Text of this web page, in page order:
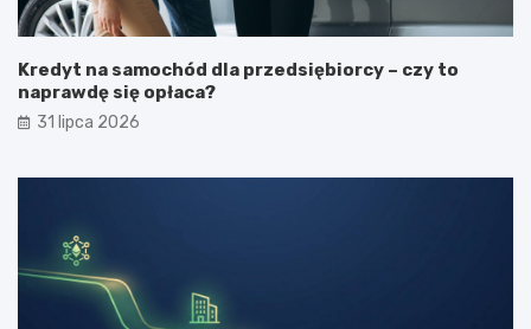
Kredyt na samochód dla przedsiębiorcy – czy to
naprawdę się opłaca?
31 lipca 2026